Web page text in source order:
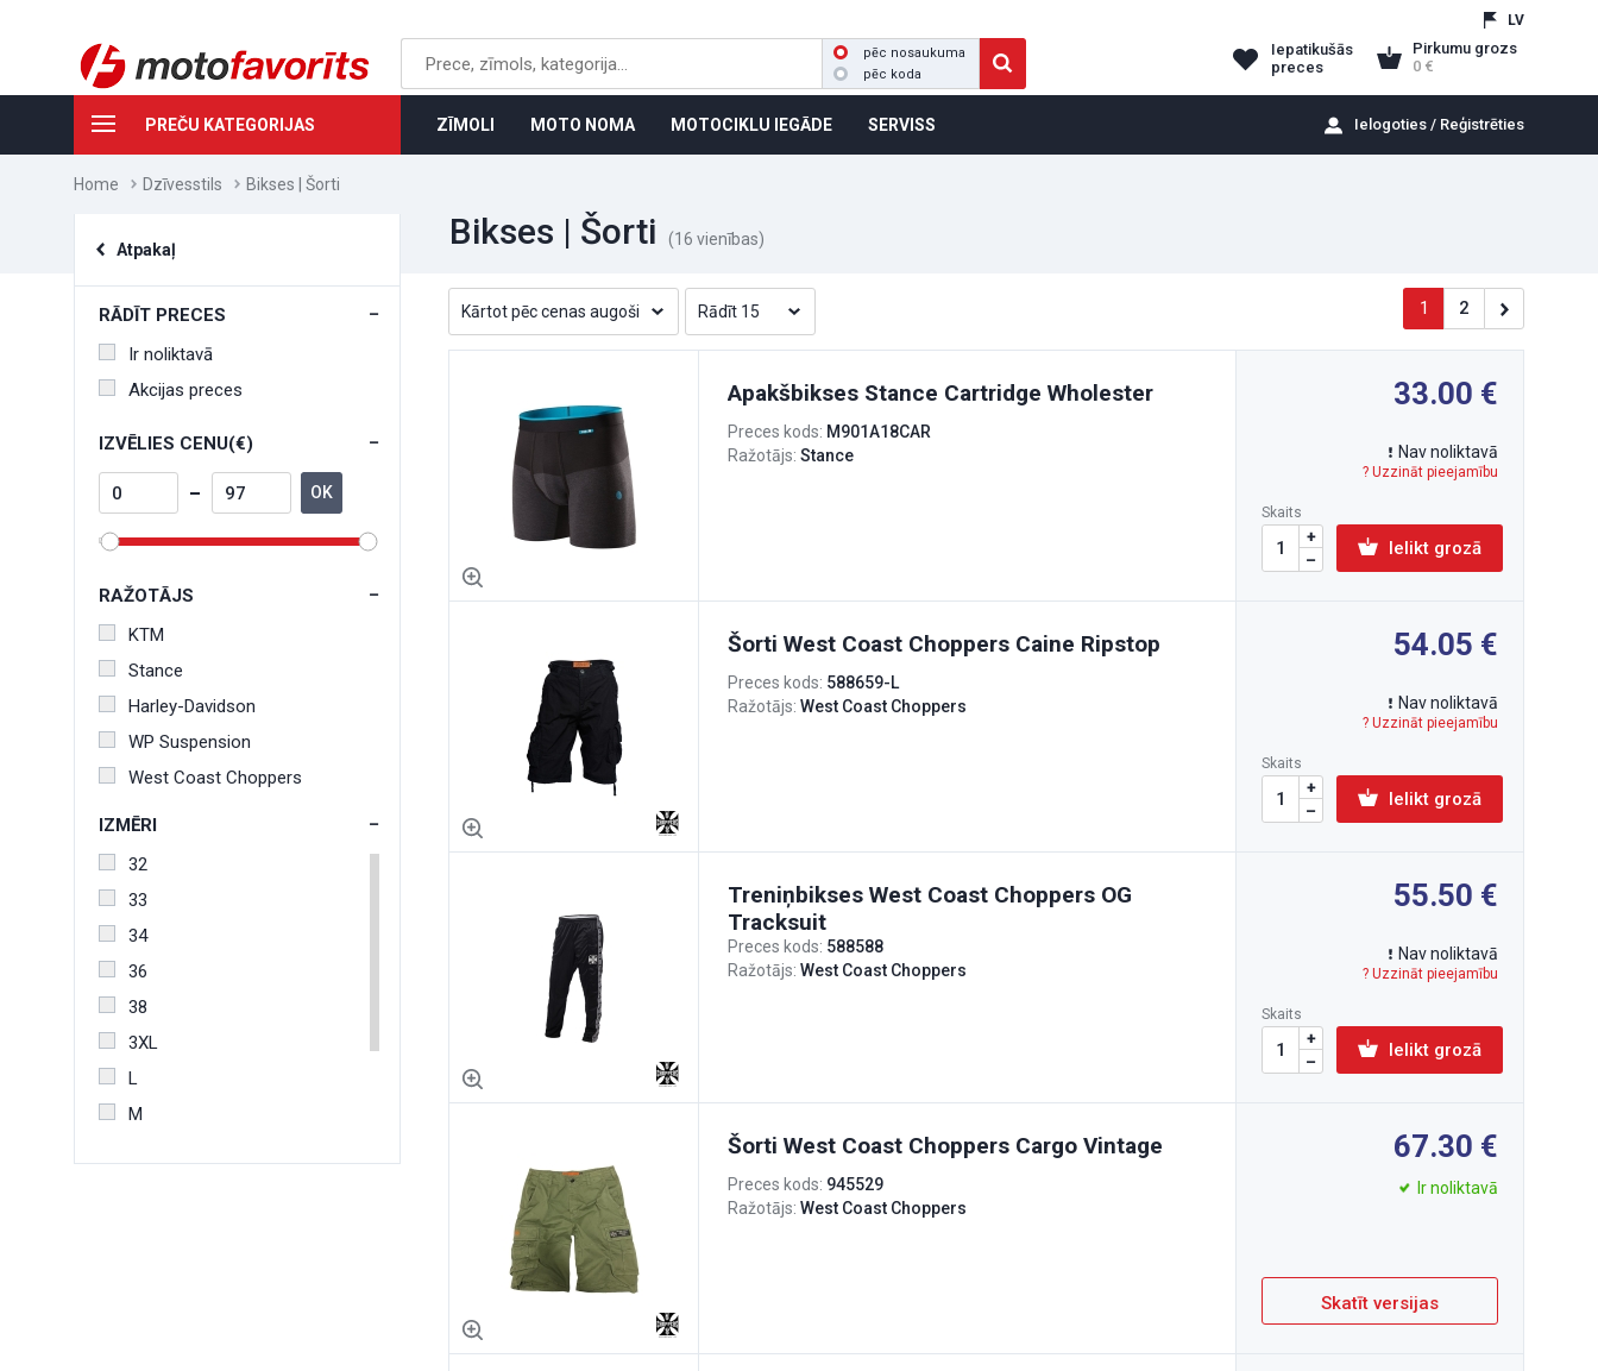
LV
Iepatikušās
preces
Pirkumu grozs
0
pēc nosaukuma
pēc koda
Ielogoties / Reģistrēties
PREČU KATEGORIJAS ZĪMOLI MOTO NOMA MOTOCIKLU IEGĀDE SERVISS
Home Dzīvesstils Bikses | Šorti
Bikses | Šorti (16 vienības)
Atpakaļ
RĀDĪT PRECES
Ir noliktavā
Akcijas preces
IZVĒLIES CENU(€)
OK
RAŽOTĀJS
KTM
Stance
Harley-Davidson
WP Suspension
West Coast Choppers
IZMĒRI
32
33
34
36
38
3XL
L
M
1 2
Apakšbikses Stance Cartridge Wholester
Preces kods: M901A18CAR
Ražotājs: Stance
33.00
Nav noliktavā
? Uzzināt pieejamību
Skaits
Ielikt grozā
Šorti West Coast Choppers Caine Ripstop
Preces kods: 588659-L
Ražotājs: West Coast Choppers
54.05
Nav noliktavā
? Uzzināt pieejamību
Skaits
Ielikt grozā
Treniņbikses West Coast Choppers OG
Tracksuit
Preces kods: 588588
Ražotājs: West Coast Choppers
55.50
Nav noliktavā
? Uzzināt pieejamību
Skaits
Ielikt grozā
Šorti West Coast Choppers Cargo Vintage
Preces kods: 945529
Ražotājs: West Coast Choppers
67.30
Ir noliktavā
Skatīt versijas